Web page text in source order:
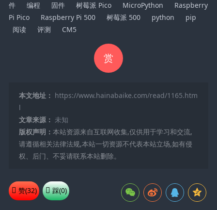
件
编程 固件 树莓派 Pico MicroPython
Raspberry
Pi Pico
Raspberry Pi 500 树莓派 500 python
pip
阅读
评测 CM5
赏
本文地址： https://www.hainabaike.com/read/1165.htm
l
文章来源： 未知
版权声明： 本站资源来自互联网收集,仅供用于学习和交流,
请遵循相关法律法规,本站一切资源不代表本站立场,如有侵
权、后门、不妥请联系本站删除。
赞(32) 踩(0)